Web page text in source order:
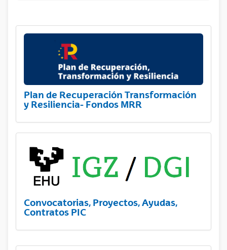
Plan de Recuperación Transformación
y Resiliencia- Fondos MRR
Convocatorias, Proyectos, Ayudas,
Contratos PIC